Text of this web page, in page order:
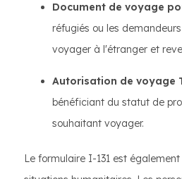
Document de voyage
réfugiés ou les
voyager à l'étranger et
Autorisation de voyage
bénéficiant du statut de
souhaitant voyager.
Le formulaire I-131 est